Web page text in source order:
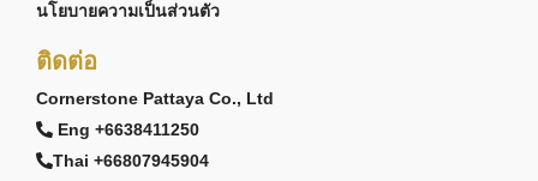
นโยบายความเป็นส่วนตัว
ติดต่อ
Cornerstone Pattaya Co., Ltd
Eng +6638411250
Thai +66807945904